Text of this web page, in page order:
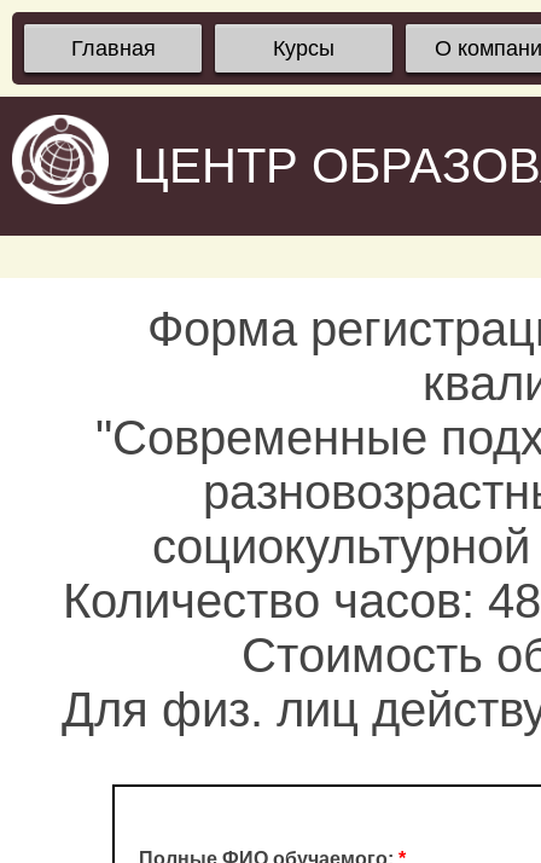
Главная Курсы О
ЦЕНТР
Форма
"Современные
Количество часов:
Стоимость
Для физ. лиц
Полные ФИО обучаемого: *